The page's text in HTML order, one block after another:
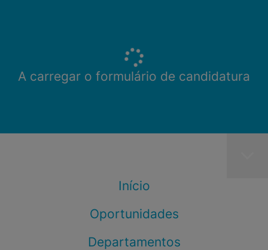
A carregar o formulário de candidatura
Início
Oportunidades
Departamentos